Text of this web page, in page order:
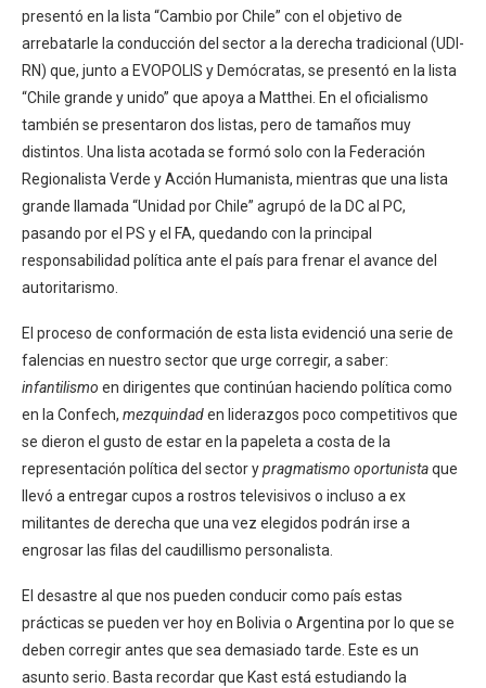
presentó en la lista “Cambio por Chile” con el objetivo de
arrebatarle la conducción del sector a la derecha tradicional (UDI-
RN) que, junto a EVOPOLIS y Demócratas, se presentó en la lista
“Chile grande y unido” que apoya a Matthei. En el oficialismo
también se presentaron dos listas, pero de tamaños muy
distintos. Una lista acotada se formó solo con la Federación
Regionalista Verde y Acción Humanista, mientras que una lista
grande llamada “Unidad por Chile” agrupó de la DC al PC,
pasando por el PS y el FA, quedando con la principal
responsabilidad política ante el país para frenar el avance del
autoritarismo.
El proceso de conformación de esta lista evidenció una serie de
falencias en nuestro sector que urge corregir, a saber:
infantilismo en dirigentes que continúan haciendo política como
en la Confech, mezquindaden liderazgos poco competitivos que
se dieron el gusto de estar en la papeleta a costa de la
representación política del sector ypragmatismo oportunistaque
llevó a entregar cupos a rostros televisivos o incluso a ex
militantes de derecha que una vez elegidos podrán irse a
engrosar las filas del caudillismo personalista.
El desastre al que nos pueden conducir como país estas
prácticas se pueden ver hoy en Bolivia o Argentina por lo que se
deben corregir antes que sea demasiado tarde. Este es un
asunto serio. Basta recordar que Kast está estudiando la